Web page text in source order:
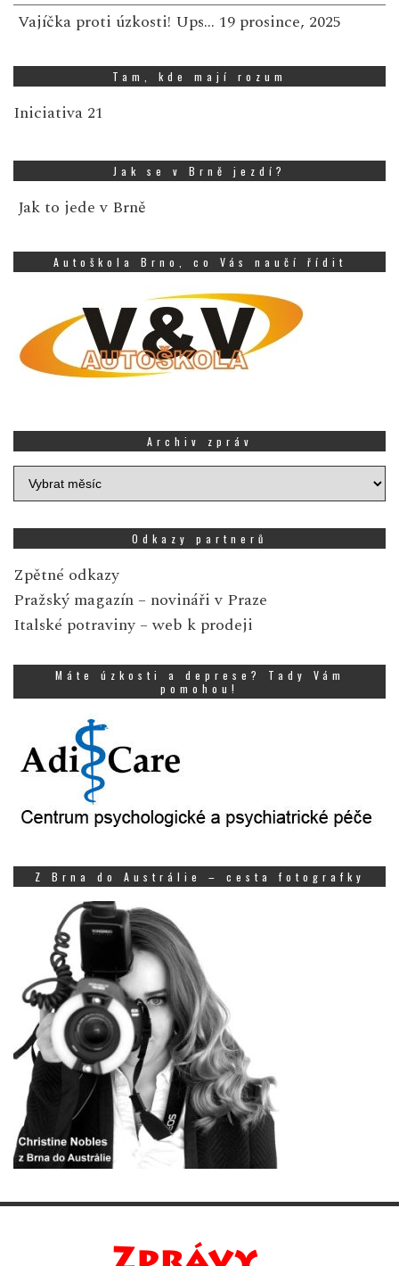
Vajíčka proti úzkosti! Ups… 19 prosince, 2025
Tam, kde mají rozum
Iniciativa 21
Jak se v Brně jezdí?
Jak to jede v Brně
Autoškola Brno, co Vás naučí řídit
Archiv zpráv
Archiv
zpráv
Odkazy partnerů
Zpětné odkazy
Pražský magazín – novináři v Praze
Italské potraviny – web k prodeji
Máte úzkosti a deprese? Tady Vám
pomohou!
Z Brna do Austrálie – cesta fotografky